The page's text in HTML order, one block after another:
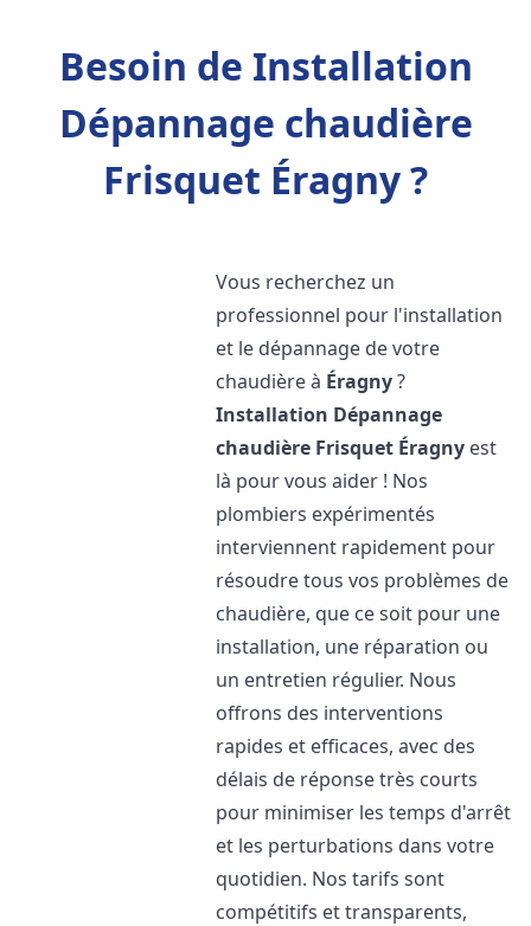
Besoin de Installation
Dépannage chaudière
Frisquet Éragny ?
Vous recherchez un
professionnel pour l'installation
et le dépannage de votre
chaudière à Éragny?
Installation Dépannage
chaudière Frisquet Éragny est
là pour vous aider ! Nos
plombiers expérimentés
interviennent rapidement pour
résoudre tous vos problèmes de
chaudière, que ce soit pour une
installation, une réparation ou
un entretien régulier. Nous
offrons des interventions
rapides et efficaces, avec des
délais de réponse très courts
pour minimiser les temps d'arrêt
et les perturbations dans votre
quotidien. Nos tarifs sont
compétitifs et transparents,